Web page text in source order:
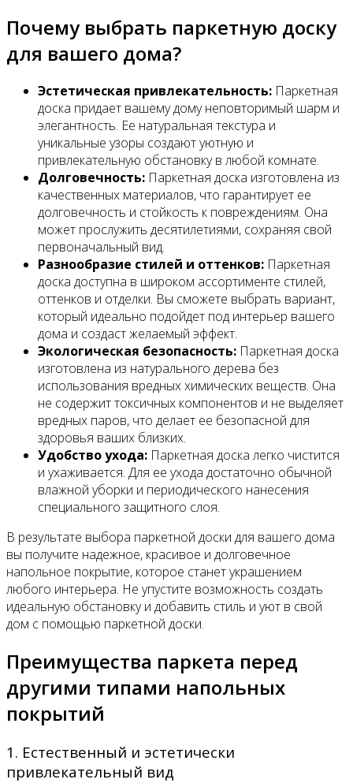
Почему выбрать паркетную доску
для вашего дома?
Эстетическая привлекательность: Паркетная
доска придает вашему дому неповторимый шарм и
элегантность. Ее натуральная текстура и
уникальные узоры создают уютную и
привлекательную обстановку в любой комнате.
Долговечность: Паркетная доска изготовлена из
качественных материалов, что гарантирует ее
долговечность и стойкость к повреждениям. Она
может прослужить десятилетиями, сохраняя свой
первоначальный вид.
Разнообразие стилей и оттенков: Паркетная
доска доступна в широком ассортименте стилей,
оттенков и отделки. Вы сможете выбрать вариант,
который идеально подойдет под интерьер вашего
дома и создаст желаемый эффект.
Экологическая безопасность: Паркетная доска
изготовлена из натурального дерева без
использования вредных химических веществ. Она
не содержит токсичных компонентов и не выделяет
вредных паров, что делает ее безопасной для
здоровья ваших близких.
Удобство ухода: Паркетная доска легко чистится
и ухаживается. Для ее ухода достаточно обычной
влажной уборки и периодического нанесения
специального защитного слоя.
В результате выбора паркетной доски для вашего дома
вы получите надежное, красивое и долговечное
напольное покрытие, которое станет украшением
любого интерьера. Не упустите возможность создать
идеальную обстановку и добавить стиль и уют в свой
дом с помощью паркетной доски.
Преимущества паркета перед
другими типами напольных
покрытий
1. Естественный и эстетически
привлекательный вид